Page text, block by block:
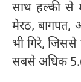
साथ हल्की से
मेरठ, बागपत,
भी गिरे, जिससे
सबसे अधिक 5.6